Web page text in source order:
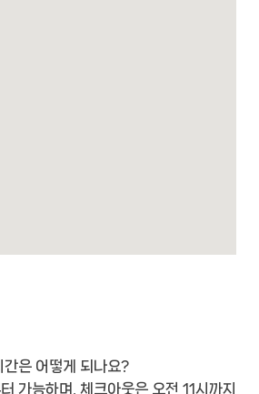
은 어떻게 되나요?
가능하며, 체크아웃은 오전 11시까지